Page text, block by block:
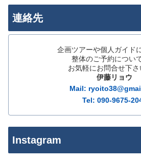
連絡先
企画ツアーや個人ガイド
整体のご予約につい
お気軽にお問合せ下さ
伊藤リョウ
Mail:
Tel: 090-9675-
Instagram